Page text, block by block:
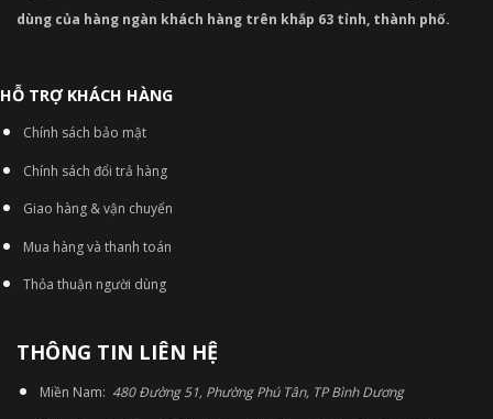
dùng của hàng ngàn khách hàng trên khắp 63 tỉnh, thành phố.
HỖ TRỢ KHÁCH HÀNG
Chính sách bảo mật
Chính sách đổi trả hàng
Giao hàng & vận chuyển
Mua hàng và thanh toán
Thỏa thuận người dùng
THÔNG TIN LIÊN HỆ
Miền Nam: 480 Đường 51, Phường Phú Tân, TP Bình Dương